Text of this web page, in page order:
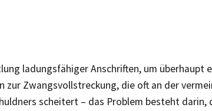
ladungsfähiger Anschriften, um überhaupt
zur Zwangsvollstreckung, die oft an der
scheitert – das Problem besteht darin,